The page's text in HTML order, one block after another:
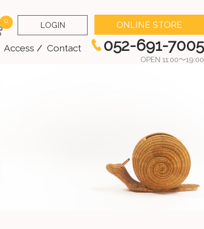
0 LOGIN ONLINE STORE
Access Contact 052-691-7005
OPEN 11:00～19:00